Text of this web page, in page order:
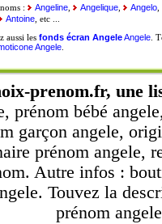
: Angeline, Angelique, Angelo,
Antoine, etc ...
aussi les fonds écran AngeleAngele.
Angele.
prenom.fr, une
prénom bébé
garçon angele,
prénom angele,
Autre infos :
Touvez la
prénom